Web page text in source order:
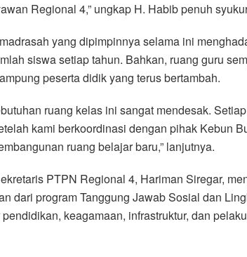
Regional 4,” ungkap H. Habib penuh
yang dipimpinnya selama ini
siswa setiap tahun. Bahkan, ruang guru
peserta didik yang terus bertambah.
ruang kelas ini sangat mendesak.
kami berkoordinasi dengan pihak Kebun
ruang belajar baru,” lanjutnya.
PTPN Regional 4, Hariman Siregar,
dari program Tanggung Jawab Sosial dan
keagamaan, infrastruktur, dan